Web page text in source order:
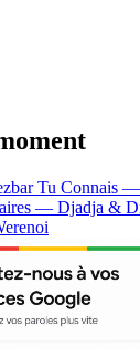
Tu Connais —
— Djadja &